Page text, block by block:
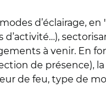
d’éclairage,
d’activité…),
à venir. En
de présence),
de feu, type de